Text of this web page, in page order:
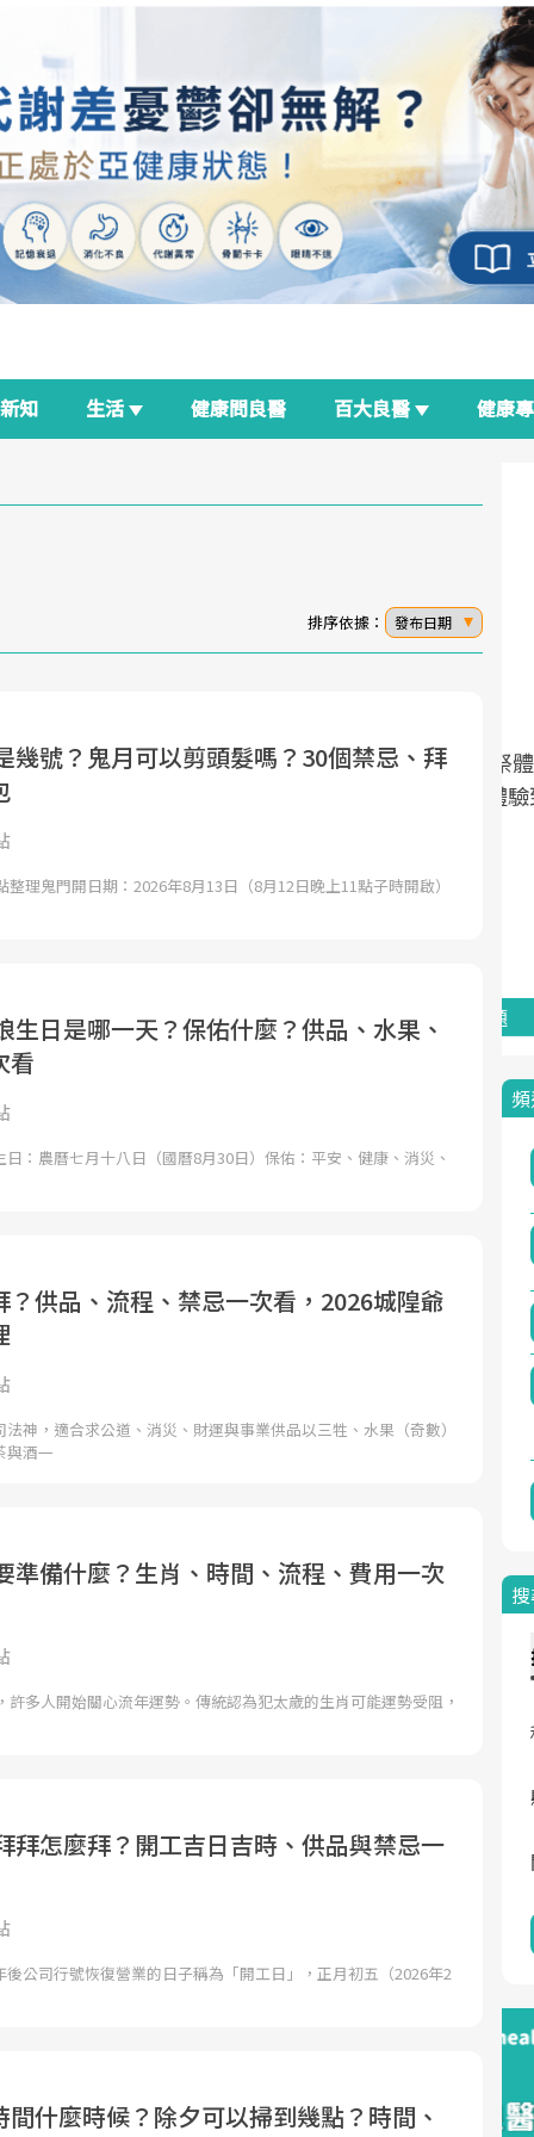
新知 生活 健康問良醫 百大良醫 健康
排序依據： 發布日期
幾號？鬼月可以剪頭髮嗎？30個禁忌、拜
整理鬼門開日期：2026年8月13日（8月12日晚上11點子時開啟）
生日是哪一天？保佑什麼？供品、水果、
看
：農曆七月十八日（國曆8月30日）保佑：平安、健康、消災、
？供品、流程、禁忌一次看，2026城隍爺
神，適合求公道、消災、財運與事業供品以三牲、水果（奇數）
與酒一
準備什麼？生肖、時間、流程、費用一次
許多人開始關心流年運勢。傳統認為犯太歲的生肖可能運勢受阻，
拜怎麼拜？開工吉日吉時、供品與禁忌一
後公司行號恢復營業的日子稱為「開工日」，正月初五（2026年2
什麼時候？除夕可以掃到幾點？時間、
面對超高齡社會的浪潮，台灣正在快速邁
心議題。然而，健檢不只是醫療院所的服
前往專題
良醫生活祭
2025年，就到良醫生活祭體驗「一站式健
前往專題